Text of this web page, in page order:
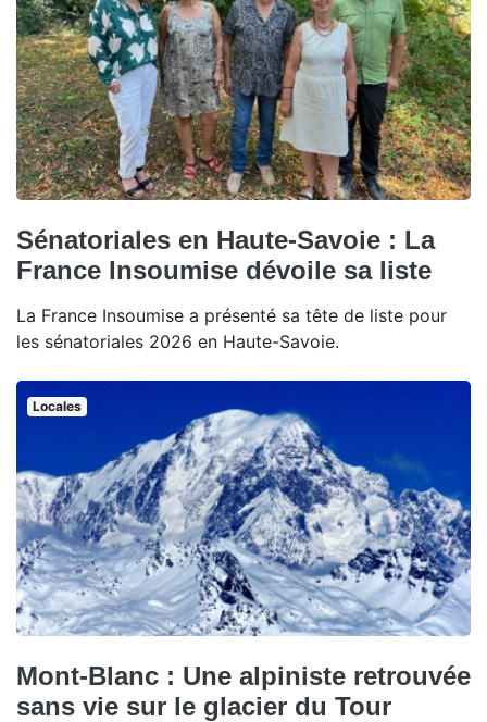
Sénatoriales en Haute-Savoie : La
France Insoumise dévoile sa liste
La France Insoumise a présenté sa tête de liste pour
les sénatoriales 2026 en Haute-Savoie.
Locales
Mont-Blanc : Une alpiniste retrouvée
sans vie sur le glacier du Tour